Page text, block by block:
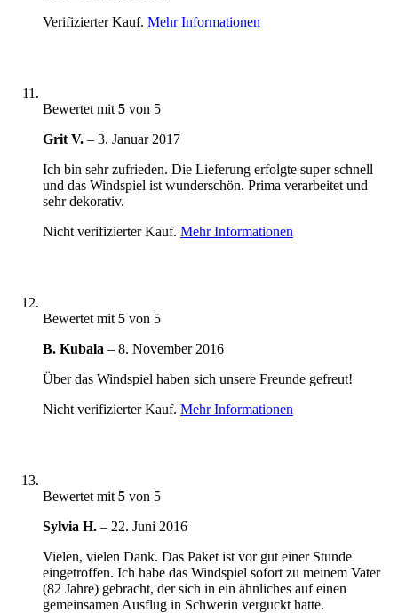
Verifizierter Kauf. Mehr Informationen
Bewertet mit 5 von 5
Grit V. – 3. Januar 2017
Ich bin sehr zufrieden. Die Lieferung erfolgte super schnell
und das Windspiel ist wunderschön. Prima verarbeitet und
sehr dekorativ.
Nicht verifizierter Kauf. Mehr Informationen
Bewertet mit 5 von 5
B. Kubala – 8. November 2016
Über das Windspiel haben sich unsere Freunde gefreut!
Nicht verifizierter Kauf. Mehr Informationen
Bewertet mit 5 von 5
Sylvia H. – 22. Juni 2016
Vielen, vielen Dank. Das Paket ist vor gut einer Stunde
eingetroffen. Ich habe das Windspiel sofort zu meinem Vater
(82 Jahre) gebracht, der sich in ein ähnliches auf einen
gemeinsamen Ausflug in Schwerin verguckt hatte.